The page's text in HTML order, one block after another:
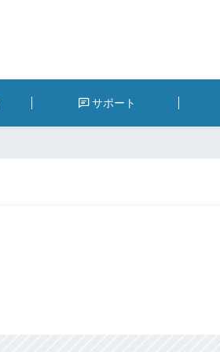
サポート